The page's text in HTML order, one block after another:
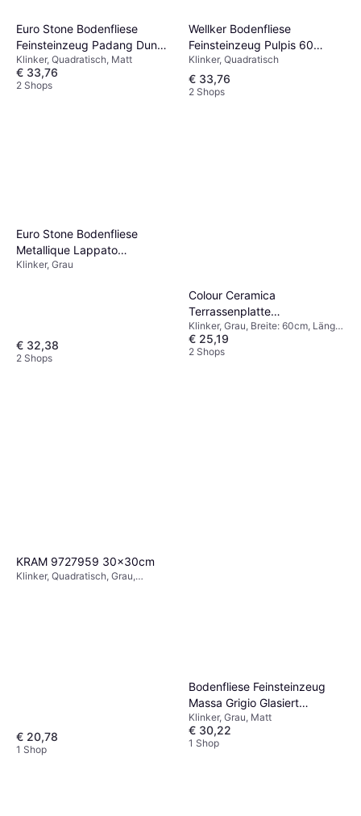
Euro Stone Bodenfliese
Feinsteinzeug Padang Dunkel
60 anthrazit
Klinker, Quadratisch, Matt
€ 33,76
2 Shops
Wellker Bodenfliese
Feinsteinzeug Pulpis 60
crema
Klinker, Quadratisch
€ 33,76
2 Shops
Euro Stone Bodenfliese
Metallique Lappato
Feinsteinzeug Grau Glasiert
Klinker, Grau
€ 32,38
2 Shops
Colour Ceramica
Terrassenplatte
Feinsteinzeug Arctec
Dunkelgrau 2 Stück
60x60cm
Klinker, Grau, Breite: 60cm, Länge:
60cm
€ 25,19
2 Shops
KRAM 9727959 30x30cm
Klinker, Quadratisch, Grau,
€ 20,78
1 Shop
Bodenfliese Feinsteinzeug
Massa Grigio Glasiert
Lappato 60 x 30 cm
Klinker, Grau, Matt
€ 30,22
1 Shop